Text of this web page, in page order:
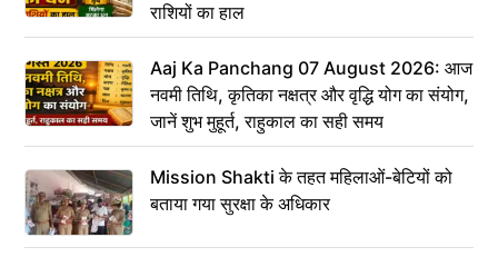
राशियों का हाल
Aaj Ka Panchang 07 August 2026: आज
नवमी तिथि, कृतिका नक्षत्र और वृद्धि योग का संयोग,
जानें शुभ मुहूर्त, राहुकाल का सही समय
Mission Shakti के तहत महिलाओं-बेटियों को
बताया गया सुरक्षा के अधिकार